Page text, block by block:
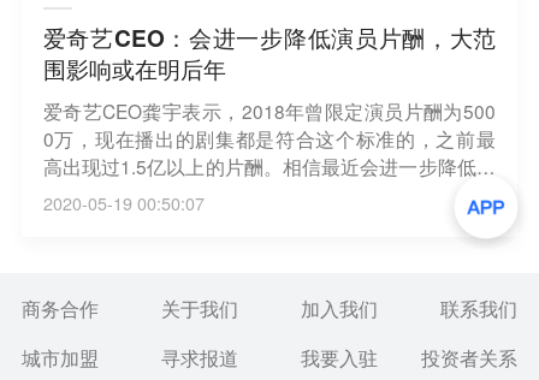
爱奇艺CEO：会进一步降低演员片酬，大范
围影响或在明后年
爱奇艺CEO龚宇表示，2018年曾限定演员片酬为500
0万，现在播出的剧集都是符合这个标准的，之前最
高出现过1.5亿以上的片酬。相信最近会进一步降低演
员片酬，大范围影响可能会出现在在明年甚至后年。
一两年前内容主要成本是版权购买等，现在头部主要
内容都来源自制，所以现在主要内容成本来自演员片
2020-05-19 00:50:07
商务合作 关于我们 加入我们
联系我们
城市加盟
寻求报道 我要入驻 投资者关系